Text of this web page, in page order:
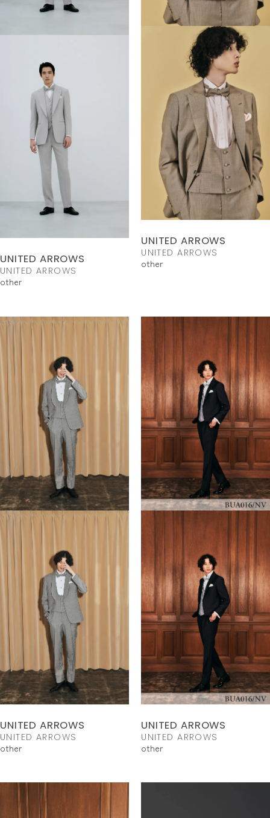
UNITED ARROWS
UNITED ARROWS
other
UNITED ARROWS
UNITED ARROWS
other
UNITED ARROWS
UNITED ARROWS
other
UNITED ARROWS
UNITED ARROWS
other